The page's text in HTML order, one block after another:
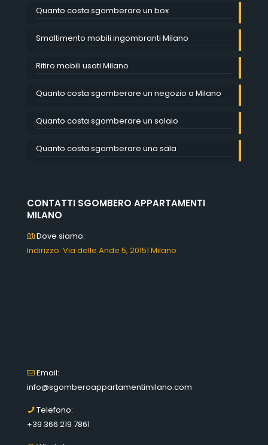
Quanto costa sgomberare un box
Smaltimento mobili ingombranti Milano
Ritiro mobili usati Milano
Quanto costa sgomberare un negozio a Milano
Quanto costa sgomberare un solaio
Quanto costa sgomberare una sala
CONTATTI SGOMBERO APPARTAMENTI
MILANO
Dove siamo:
Indirizzo: Via delle Ande 5, 20151 Milano
Email:
info@sgomberoappartamentimilano.com
Telefono:
+39 366 219 7861